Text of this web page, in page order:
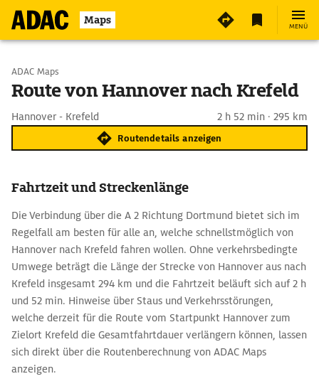
Maps MENÜ
Start wählen
ADAC Maps
Route von Hannover nach Krefeld
Hannover - Krefeld 2 h 52 min · 295 km
Routendetails anzeigen
Fahrtzeit und Streckenlänge
Die Verbindung über die A 2 Richtung Dortmund bietet sich im
Regelfall am besten für alle an, welche schnellstmöglich von
Hannover nach Krefeld fahren wollen. Ohne verkehrsbedingte
Umwege beträgt die Länge der Strecke von Hannover aus nach
Krefeld insgesamt 294 km und die Fahrtzeit beläuft sich auf 2 h
und 52 min. Hinweise über Staus und Verkehrsstörungen,
welche derzeit für die Route vom Startpunkt Hannover zum
Zielort Krefeld die Gesamtfahrtdauer verlängern können, lassen
sich direkt über die Routenberechnung von ADAC Maps
anzeigen.